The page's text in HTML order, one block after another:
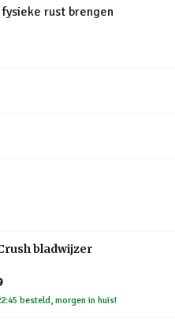
rust brengen
bladwijzer
besteld, morgen in huis!